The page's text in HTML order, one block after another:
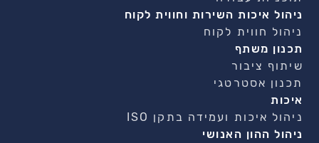
ניהול איכות השירות וחווית לקוח
ניהול חווית לקוח
תכנון משתף
שיתוף ציבור
תכנון אסטרטגי
איכות
ניהול איכות ועמידה בתקן ISO
ניהול ההון האנושי